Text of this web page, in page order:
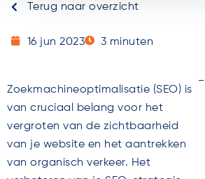
Terug naar overzicht
16 jun 2023 3 minuten
Zoekmachineoptimalisatie (SEO) is
van cruciaal belang voor het
vergroten van de zichtbaarheid
van je website en het aantrekken
van organisch verkeer. Het